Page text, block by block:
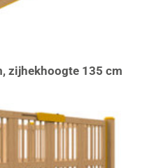
zijhekhoogte 135 cm